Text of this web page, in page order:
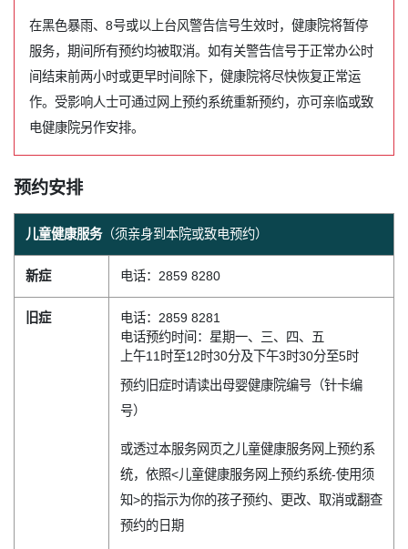
在黑色暴雨、8号或以上台风警告信号生效时，健康院将暂停
服务，期间所有预约均被取消。如有关警告信号于正常办公时
间结束前两小时或更早时间除下，健康院将尽快恢复正常运
作。受影响人士可通过网上预约系统重新预约，亦可亲临或致
电健康院另作安排。
预约安排
儿童健康服务（须亲身到本院或致电预约）
新症 电话：2859 8280
旧症
电话：2859 8281
电话预约时间：星期一、三、四、五
上午11时至12时30分及下午3时30分至5时
预约旧症时请读出母婴健康院编号（针卡编
号）
或透过本服务网页之儿童健康服务网上预约系
统，依照<儿童健康服务网上预约系统-使用须
知>的指示为你的孩子预约、更改、取消或翻查
预约的日期